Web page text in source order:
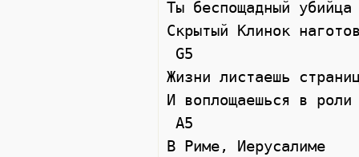
Ты беспощадный убийца
Скрытый Клинок
Жизни листаешь
И воплощаешься в роли
В Риме, Иерусалиме